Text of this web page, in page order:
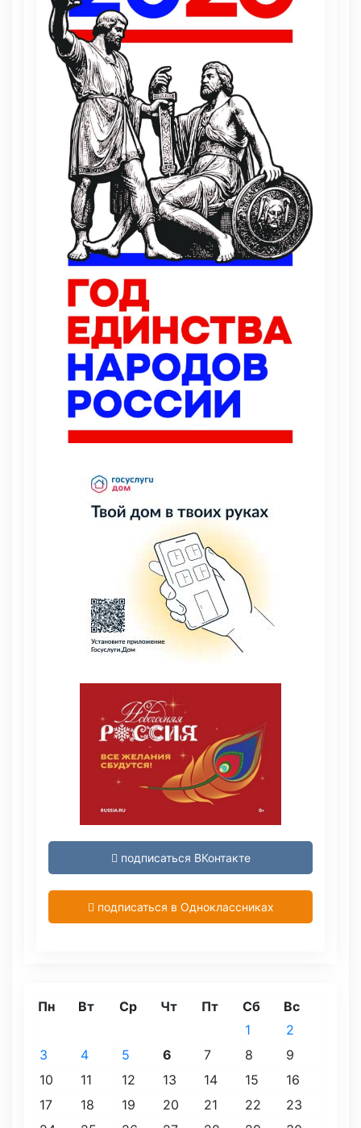
подписаться ВКонтакте
подписаться в Одноклассниках
Пн Вт Ср Чт Пт Сб
Вс
1
2
3
4 5 6 7 8
9
10
11 12 13 14 15
16
17
18 19 20 21 22
23